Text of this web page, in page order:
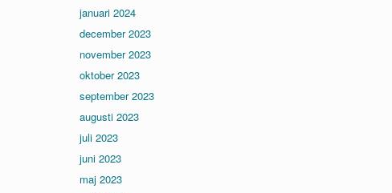
januari 2024
december 2023
november 2023
oktober 2023
september 2023
augusti 2023
juli 2023
juni 2023
maj 2023